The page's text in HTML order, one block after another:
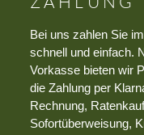
Bei uns zahlen Sie
schnell und einfach.
Vorkasse bieten wir
die Zahlung per
Rechnung,
Sofortüberweisung,